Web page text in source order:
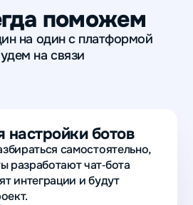
поможем
на один с платформой
на связи
ботов
самостоятельно,
разработают чат‑бота
интеграции и будут